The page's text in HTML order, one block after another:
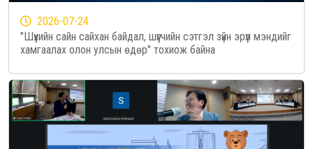
2026-07-24
"Шүүхийн сайн сайхан байдал, шүүгчийн сэтгэл зүйн эрүүл мэндийг
хамгаалах олон улсын өдөр" тохиож байна